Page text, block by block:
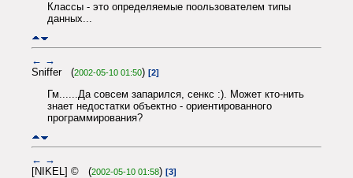
Классы - это определяемые поользователем типы
данных...
← →
Sniffer (2002-05-10 01:50) [2]
Гм......Да совсем запарился, сенкс :). Может кто-нить
знает недостатки объектно - ориентированного
программирования?
← →
[NIKEL] © (2002-05-10 01:58) [3]